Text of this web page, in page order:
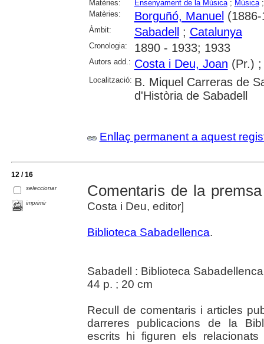
Matèries: Ensenyament de la Música; Música
Matèries:
Borguñó, Manuel
Àmbit: Sabadell ; Catalunya
Cronologia: 1890 - 1933; 1933
Autors add.: Costa i Deu, Joan (Pr.)
Localització: B. Miquel Carreras de
d'Història de Sabadell
Enllaç permanent a aquest
12 / 16
seleccionar
imprimir
Comentaris de la
Costa i Deu, editor]
Biblioteca Sabadellenca.
Sabadell : Biblioteca
44 p. ; 20 cm
Recull de comentaris i articles
darreres publicacions de la
escrits hi figuren els